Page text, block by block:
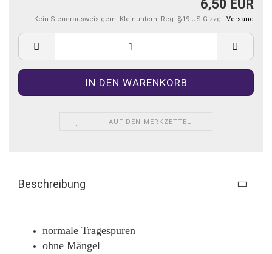
6,50 EUR
Kein Steuerausweis gem. Kleinuntern.-Reg. §19 UStG zzgl. Versand
AUF DEN MERKZETTEL
Beschreibung
normale Tragespuren
ohne Mängel